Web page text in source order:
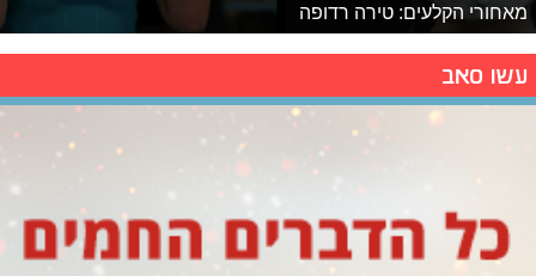
מאחורי הקלעים: טירה רדופה
עשו סאב